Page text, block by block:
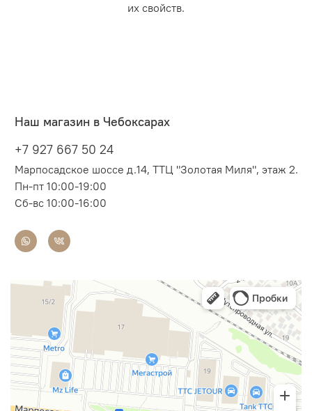
их свойств.
Наш магазин в Чебоксарах
+7 927 667 50 24
Марпосадское шоссе д.14, ТТЦ "Золотая Миля", этаж 2.
Пн-пт 10:00-19:00
Сб-вс 10:00-16:00